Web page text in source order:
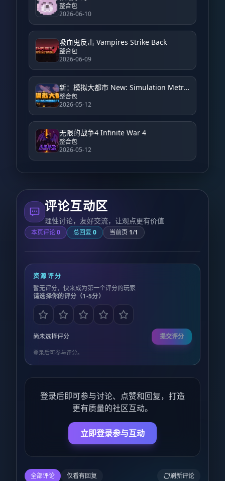
整合包
2026-06-10
吸血鬼反击 Vampires Strike Back
整合包
2026-06-09
新：模拟大都市 New: Simulation Metropolis
整合包
2026-05-12
无限的战争4 Infinite War 4
整合包
2026-05-12
评论互动区
理性讨论，友好交流，让观点更有价值
本页评论0 总回复 0 当前页 1/1
资源评分
暂无评分，快来成为第一个评分的玩家
请选择你的评分（1-5分）
尚未选择评分 提交评分
登录后可参与评分。
登录后即可参与讨论、点赞和回复，打造
更有质量的社区互动。
立即登录参与互动
全部评论 仅看有回复 刷新评论